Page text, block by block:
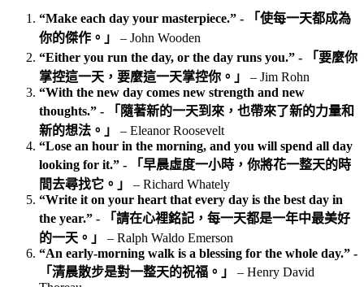
“Make each day your masterpiece.” - 「使每一天都成為
你的傑作。」
– John Wooden
“Either you run the day, or the day runs you.” - 「要麼你
掌控這一天，要麼這一天掌控你。」
– Jim Rohn
“With the new day comes new strength and new
thoughts.” - 「隨著新的一天到來，也帶來了新的力量和
新的想法。」
– Eleanor Roosevelt
“Lose an hour in the morning, and you will spend all day
looking for it.” - 「早晨虛度一小時，你將花一整天的時
間去尋找它。」
– Richard Whately
“Write it on your heart that every day is the best day in
the year.” - 「請在心裡銘記，每一天都是一年中最美好
的一天。」
– Ralph Waldo Emerson
“An early‑morning walk is a blessing for the whole day.” -
「清晨散步是對一整天的祝福。」
– Henry David